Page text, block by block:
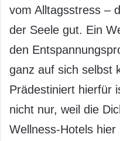
vom Alltagsstress –
der Seele gut. Ein
den
ganz auf sich selbst
Prädestiniert hierfür
nicht nur, weil die
Wellness-Hotels